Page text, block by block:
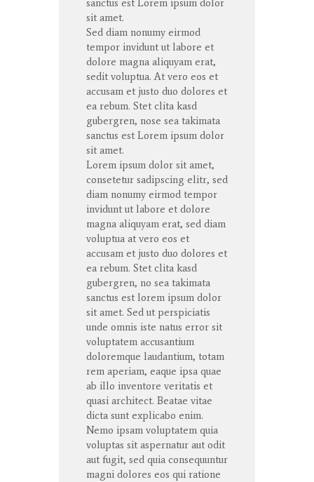
sanctus est Lorem ipsum dolor
sit amet.
Sed diam nonumy eirmod
tempor invidunt ut labore et
dolore magna aliquyam erat,
sedit voluptua. At vero eos et
accusam et justo duo dolores et
ea rebum. Stet clita kasd
gubergren, nose sea takimata
sanctus est Lorem ipsum dolor
sit amet.
Lorem ipsum dolor sit amet,
consetetur sadipscing elitr, sed
diam nonumy eirmod tempor
invidunt ut labore et dolore
magna aliquyam erat, sed diam
voluptua at vero eos et
accusam et justo duo dolores et
ea rebum. Stet clita kasd
gubergren, no sea takimata
sanctus est lorem ipsum dolor
sit amet. Sed ut perspiciatis
unde omnis iste natus error sit
voluptatem accusantium
doloremque laudantium, totam
rem aperiam, eaque ipsa quae
ab illo inventore veritatis et
quasi architect. Beatae vitae
dicta sunt explicabo enim.
Nemo ipsam voluptatem quia
voluptas sit aspernatur aut odit
aut fugit, sed quia consequuntur
magni dolores eos qui ratione